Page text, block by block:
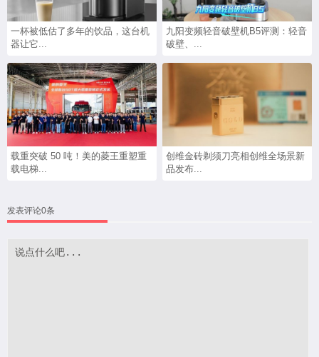
一杯被低估了多年的饮品，这台机
器让它...
九阳变频轻音破壁机B5评测：轻音
破壁、...
载重突破 50 吨！美的菱王重塑重
载电梯...
创维金砖剃须刀亮相创维全场景新
品发布...
发表评论0条